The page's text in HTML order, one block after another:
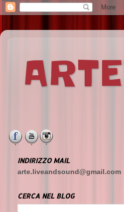
INDIRIZZO MAIL
arte.liveandsound@gmail.com
CERCA NEL BLOG